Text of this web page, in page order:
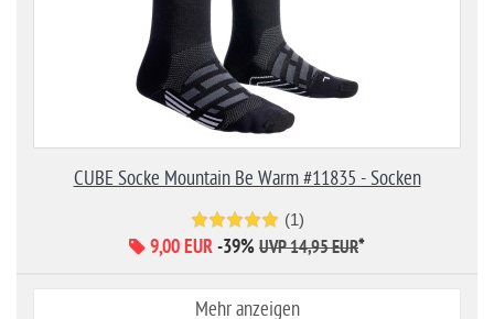
CUBE Socke Mountain Be Warm #11835 - Socken
(1)
9,00 EUR-39% UVP 14,95 EUR*
Mehr anzeigen